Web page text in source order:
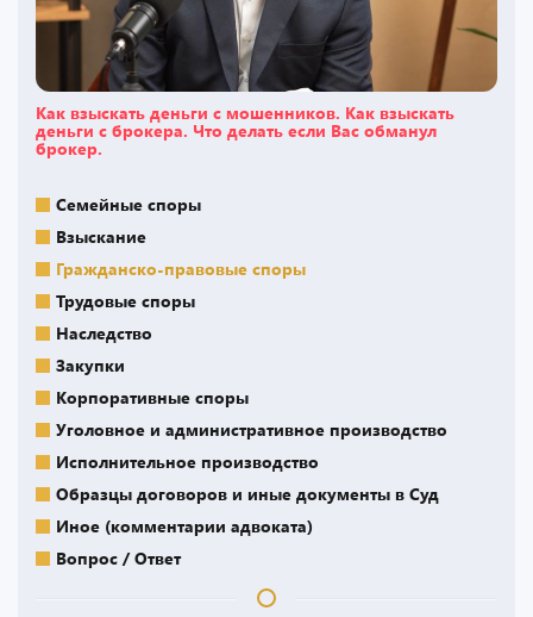
Как взыскать деньги с мошенников. Как взыскать
деньги с брокера. Что делать если Вас обманул
брокер.
Семейные споры
Взыскание
Гражданско-правовые споры
Трудовые споры
Наследство
Закупки
Корпоративные споры
Уголовное и административное производство
Исполнительное производство
Образцы договоров и иные документы в Суд
Иное (комментарии адвоката)
Вопрос / Ответ